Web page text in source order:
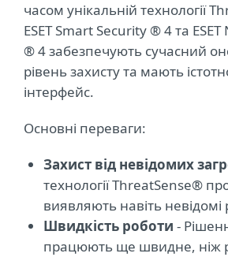
часом унікальній технології
ESET Smart Security ® 4 та
® 4 забезпечують сучасний
рівень захисту та мають
інтерфейс.
Основні переваги:
Захист від невідомих
технології ThreatSense®
виявляють навіть невідомі
Швидкість роботи -
працюють ще швидне, ніж